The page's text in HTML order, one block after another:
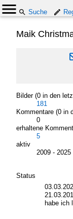
Suche
Maik
Bilder (0 in den
181
Kommentare (0 in
0
erhaltene
5
aktiv
2009 - 2025
Status
habe ich